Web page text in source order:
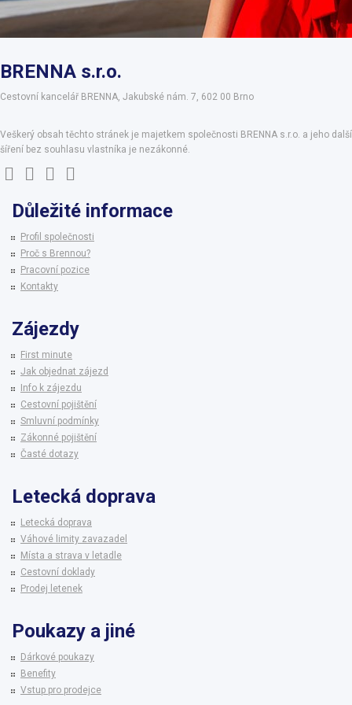
BRENNA s.r.o.
Cestovní kancelář BRENNA, Jakubské nám. 7, 602 00 Brno
Veškerý obsah těchto stránek je majetkem společnosti BRENNA s.r.o. a jeho další
šíření bez souhlasu vlastníka je nezákonné.
Důležité informace
Profil společnosti
Proč s Brennou?
Pracovní pozice
Kontakty
Zájezdy
First minute
Jak objednat zájezd
Info k zájezdu
Cestovní pojištění
Smluvní podmínky
Zákonné pojištění
Časté dotazy
Letecká doprava
Letecká doprava
Váhové limity zavazadel
Místa a strava v letadle
Cestovní doklady
Prodej letenek
Poukazy a jiné
Dárkové poukazy
Benefity
Vstup pro prodejce